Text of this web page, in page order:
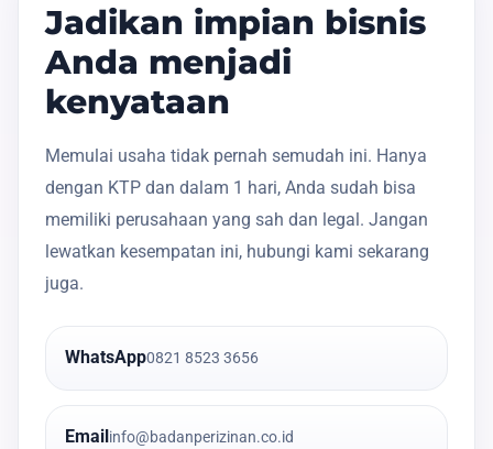
Jadikan impian bisnis
Anda menjadi
kenyataan
Memulai usaha tidak pernah semudah ini. Hanya
dengan KTP dan dalam 1 hari, Anda sudah bisa
memiliki perusahaan yang sah dan legal. Jangan
lewatkan kesempatan ini, hubungi kami sekarang
juga.
WhatsApp0821 8523 3656
Email info@badanperizinan.co.id